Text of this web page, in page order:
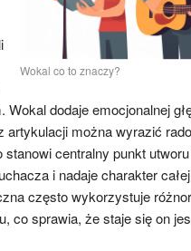
Wokal co to znaczy?
Wokal dodaje emocjonalnej
artykulacji można wyrazić
centralny punkt
i nadaje charakter
często wykorzystuje
co sprawia, że staje się on